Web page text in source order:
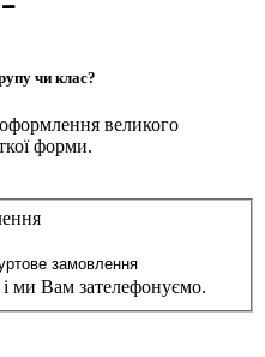
чи клас?
великого
форми.
замовлення
ми Вам зателефонуємо.